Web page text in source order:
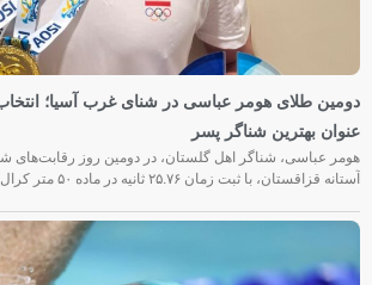
دومین طلای هومر عباسی در شنای غرب آسیا؛ انتخاب
عنوان بهترین شناگر پسر
هومر عباسی، شناگر اهل گلستان، در دومین روز رقابت‌های
آستانه قزاقستان، با ثبت زمان ۲۵.۷۶ ثانیه در ماده ۵۰ متر کرال پشت به مدال طلا